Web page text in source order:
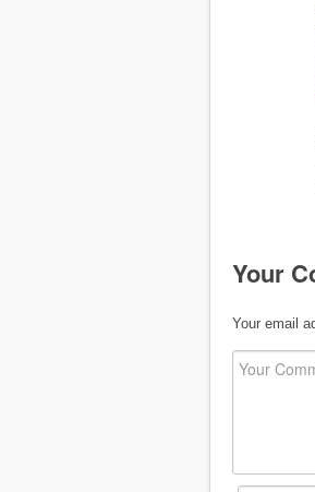
Your
Your email